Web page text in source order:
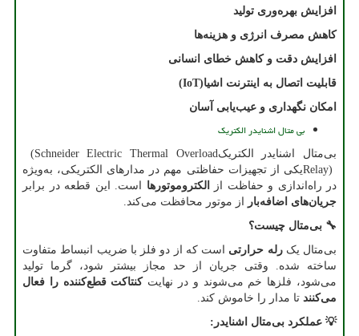
افزایش بهره‌وری تولید
کاهش مصرف انرژی و هزینه‌ها
افزایش دقت و کاهش خطای انسانی
قابلیت اتصال به اینترنت اشیا(IoT)
امکان نگهداری و عیب‌یابی آسان
بی متال اشنایدر الکتریک
بی‌متال اشنایدر الکتریک(Schneider Electric Thermal Overload
Relay)یکی از تجهیزات حفاظتی مهم در مدارهای الکتریکی، به‌ویژه
در راه‌اندازی و حفاظت از
الکتروموتورها است. این قطعه در برابر
جریان‌های اضافه‌بار
از موتور محافظت می‌کند.
🔧 بی‌متال چیست؟
بی‌متال یکرله حرارتی است که از دو فلز با ضریب انبساط متفاوت
ساخته شده. وقتی جریان از حد مجاز بیشتر شود، گرما تولید
می‌شود، فلزها خم می‌شوند و در نهایتکنتاکت قطع‌کننده را فعال
می‌کنند تا مدار را خاموش کند.
💡 عملکرد بی‌متال اشنایدر :